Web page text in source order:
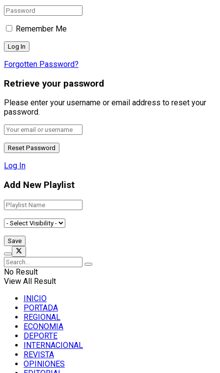
Remember Me
Forgotten Password?
Retrieve your password
Please enter your username or email address to reset your
password.
Log In
Add New Playlist
No Result
View All Result
INICIO
PORTADA
REGIONAL
ECONOMIA
DEPORTE
INTERNACIONAL
REVISTA
OPINIONES